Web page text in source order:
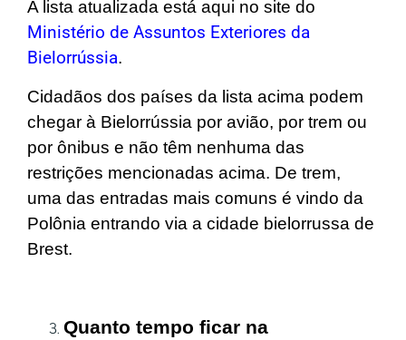
A lista atualizada está aqui no site do
Ministério de Assuntos Exteriores da
Bielorrússia.
Cidadãos dos países da lista acima podem
chegar à Bielorrússia por avião, por trem ou
por ônibus e não têm nenhuma das
restrições mencionadas acima. De trem,
uma das entradas mais comuns é vindo da
Polônia entrando via a cidade bielorrussa de
Brest.
Quanto tempo ficar na